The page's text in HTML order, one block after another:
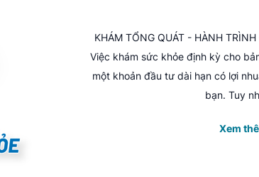
KHÁM TỔNG QUÁT - HÀNH
Việc khám sức khỏe định kỳ cho
một khoản đầu tư dài hạn có lợi
bạn. Tuy
Xem